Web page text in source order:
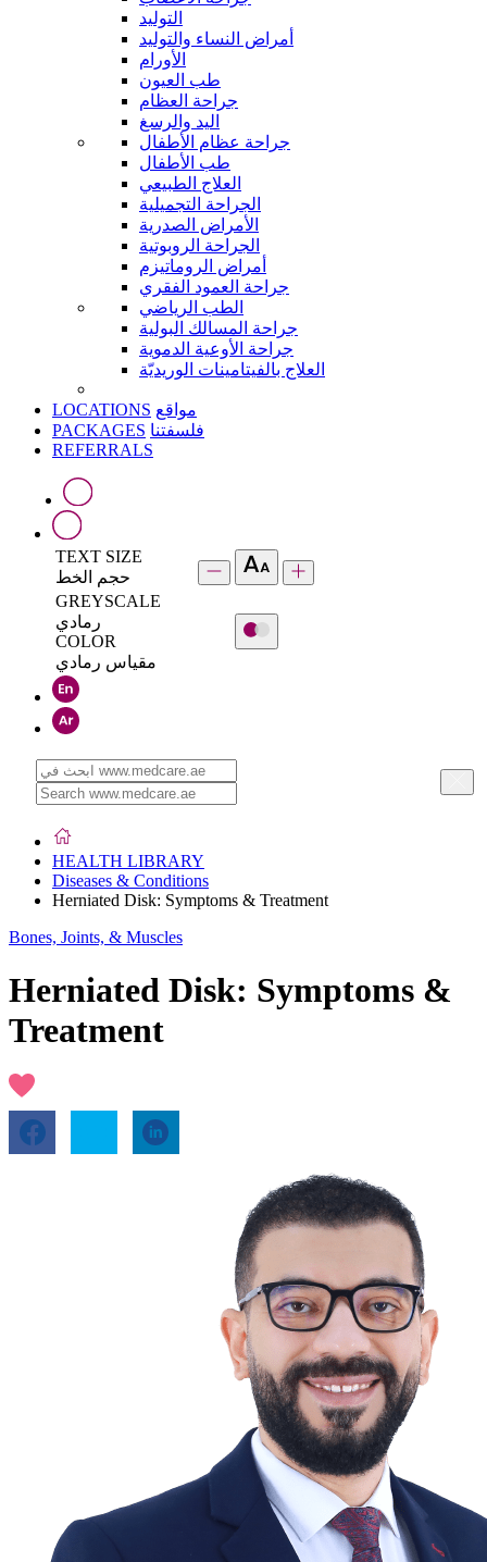
التوليد
أمراض النساء والتوليد
الأورام
طب العيون
جراحة العظام
اليد والرسغ
جراحة عظام الأطفال
طب الأطفال
العلاج الطبيعي
الجراحة التجميلية
الأمراض الصدرية
الجراحة الروبوتية
أمراض الروماتيزم
جراحة العمود الفقري
الطب الرياضي
جراحة المسالك البولية
جراحة الأوعية الدموية
العلاج بالفيتامينات الوريديّة
LOCATIONS مواقع
PACKAGES فلسفتنا
REFERRALS
TEXT SIZE
حجم الخط
GREYSCALE
رمادي
COLOR
مقياس رمادي
HEALTH LIBRARY
Diseases & Conditions
Herniated Disk: Symptoms & Treatment
Bones, Joints, & Muscles
Herniated Disk: Symptoms &
Treatment